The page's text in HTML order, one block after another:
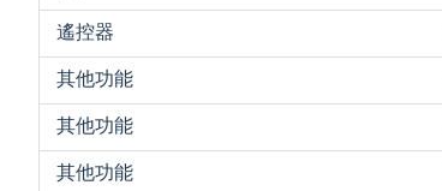
遙控器
其他功能
其他功能
其他功能